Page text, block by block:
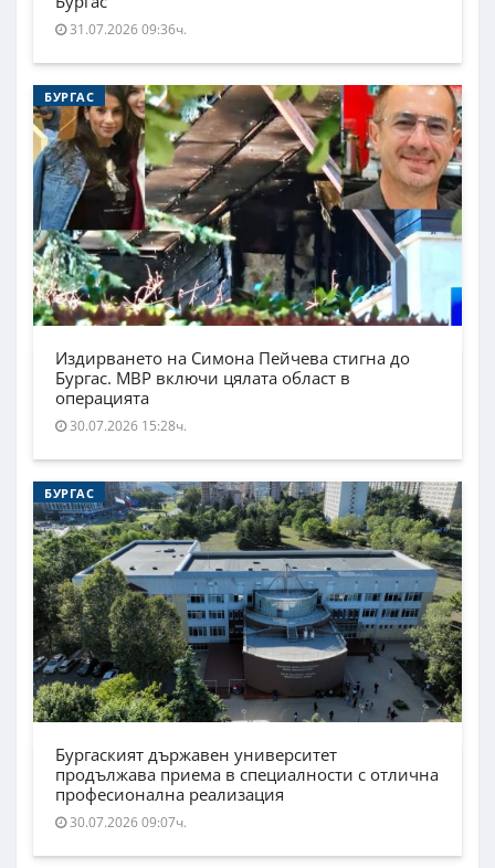
31.07.2026 09:36ч.
БУРГАС
Издирването на Симона Пейчева стигна до
Бургас. МВР включи цялата област в
операцията
30.07.2026 15:28ч.
БУРГАС
Бургаският държавен университет
продължава приема в специалности с отлична
професионална реализация
30.07.2026 09:07ч.